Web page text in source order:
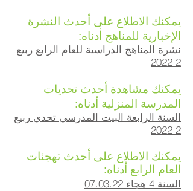
يمكنك الاطلاع على أحدث النشرة
الإخبارية للمناهج أدناه:
نشرة المناهج الدراسية للعام الرابع ربيع
2 2022
يمكنك مشاهدة أحدث تحديات
المدرسة المنزلية أدناه:
السنة الرابعة البيت المدرسي تحدي ربيع
2 2022
يمكنك الاطلاع على أحدث تهجئات
العام الرابع أدناه:
السنة 4 هجاء 07.03.22